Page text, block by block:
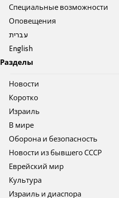
Специальные возможности
Оповещения
עברית
English
Разделы
Новости
Коротко
Израиль
В мире
Оборона и безопасность
Новости из бывшего СССР
Еврейский мир
Культура
Израиль и диаспора